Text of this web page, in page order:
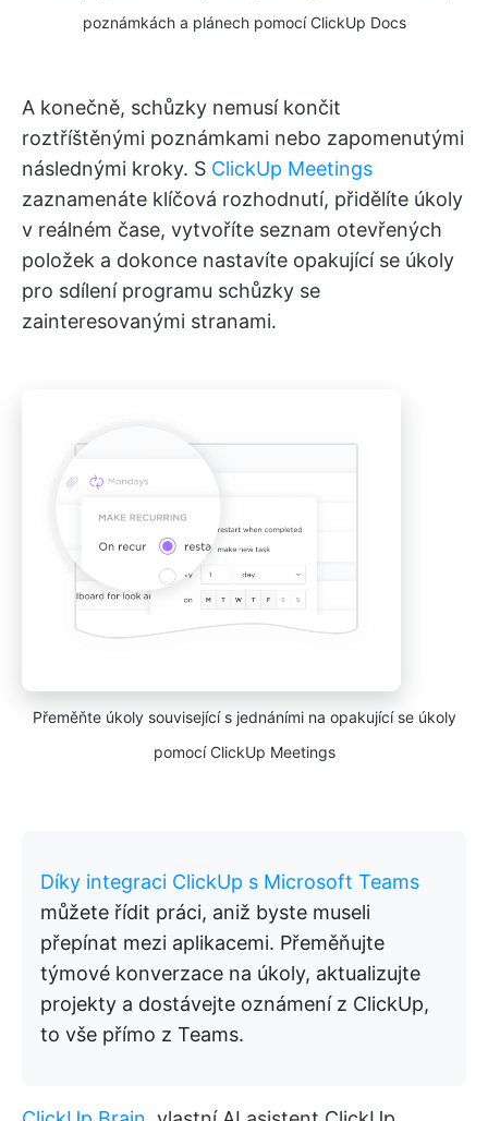
poznámkách a plánech pomocí ClickUp Docs
A konečně, schůzky nemusí končit
roztříštěnými poznámkami nebo zapomenutými
následnými kroky. S ClickUp Meetings
zaznamenáte klíčová rozhodnutí, přidělíte úkoly
v reálném čase, vytvoříte seznam otevřených
položek a dokonce nastavíte opakující se úkoly
pro sdílení programu schůzky se
zainteresovanými stranami.
Přeměňte úkoly související s jednáními na opakující se úkoly
pomocí ClickUp Meetings
Díky integraci ClickUp s Microsoft Teams
můžete řídit práci, aniž byste museli
přepínat mezi aplikacemi. Přeměňujte
týmové konverzace na úkoly, aktualizujte
projekty a dostávejte oznámení z ClickUp,
to vše přímo z Teams.